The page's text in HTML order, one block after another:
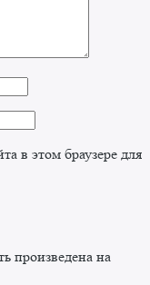
в этом браузере для
произведена на